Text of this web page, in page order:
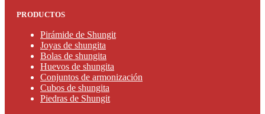
PRODUCTOS
Pirámide de Shungit
Joyas de shungita
Bolas de shungita
Huevos de shungita
Conjuntos de armonización
Cubos de shungita
Piedras de Shungit